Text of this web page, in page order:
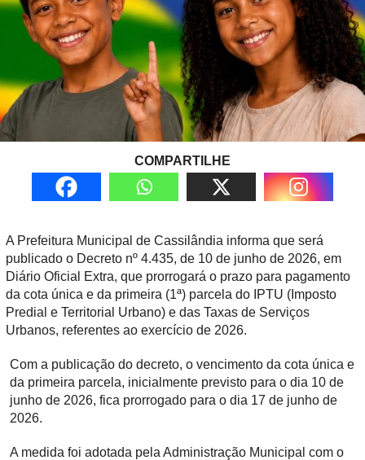
COMPARTILHE
A Prefeitura Municipal de Cassilândia informa que será
publicado o Decreto nº 4.435, de 10 de junho de 2026, em
Diário Oficial Extra, que prorrogará o prazo para pagamento
da cota única e da primeira (1ª) parcela do IPTU (Imposto
Predial e Territorial Urbano) e das Taxas de Serviços
Urbanos, referentes ao exercício de 2026.
Com a publicação do decreto, o vencimento da cota única e
da primeira parcela, inicialmente previsto para o dia 10 de
junho de 2026, fica prorrogado para o dia 17 de junho de
2026.
A medida foi adotada pela Administração Municipal com o